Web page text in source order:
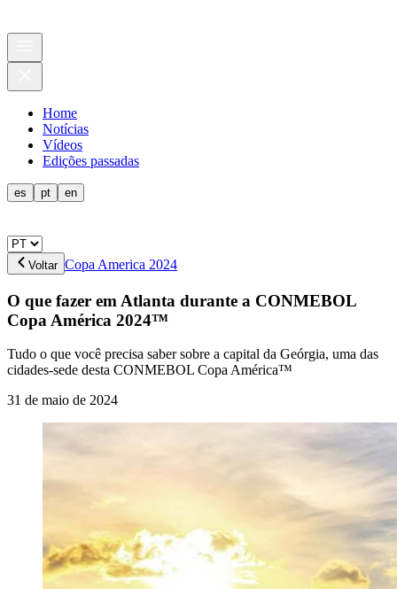
Home
Notícias
Vídeos
Edições passadas
es pt en
Voltar Copa America 2024
O que fazer em Atlanta durante a CONMEBOL
Copa América 2024™
Tudo o que você precisa saber sobre a capital da Geórgia, uma das
cidades-sede desta CONMEBOL Copa América™
31 de maio de 2024